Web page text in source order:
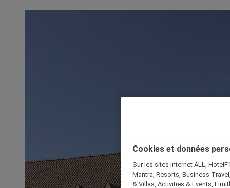
Cookies et données
Sur les sites internet ALL,
Mantra, Resorts, Business
& Villas, Activities & Events,